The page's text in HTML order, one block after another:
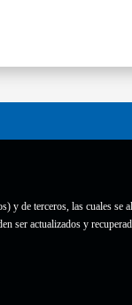
de terceros, las cuales se
ser actualizados y